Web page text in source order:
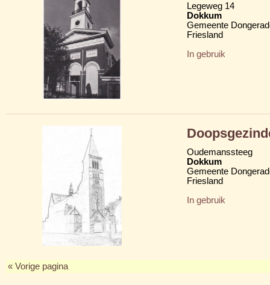
Legeweg 14
Dokkum
Gemeente
Friesland
In gebruik
Oudemanssteeg
Dokkum
Gemeente
Friesland
In gebruik
« Vorige pagina